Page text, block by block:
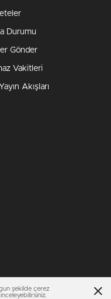
Durumu
Gönder
Vakitleri
Akışları
şekilde çerez
inceleyebilirsiniz.